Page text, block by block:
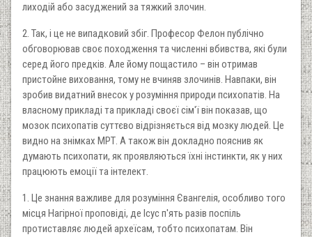
лиходій або засуджений за тяжкий злочин.
2. Так, і це не випадковий збіг. Професор Фелон публічно
обговорював своє походження та численні вбивства, які були
серед його предків. Але йому пощастило – він отримав
пристойне виховання, тому не вчиняв злочинів. Навпаки, він
зробив видатний внесок у розуміння природи психопатів. На
власному прикладі та прикладі своєї сім'ї він показав, що
мозок психопатів суттєво відрізняється від мозку людей. Це
видно на знімках МРТ. А також він докладно пояснив як
думають психопати, як проявляються їхні інстинкти, як у них
працюють емоції та інтелект.
1. Це знання важливе для розуміння Євангелія, особливо того
місця Нагірної проповіді, де Ісус п'ять разів поспіль
протиставляє людей археїсам, тобто психопатам. Він